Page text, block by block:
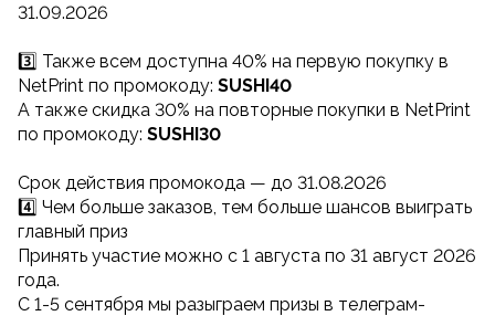
31.09.2026
3️⃣ Также всем доступна 40% на первую покупку в
NetPrint по промокоду: SUSHI40
А также скидка 30% на повторные покупки в NetPrint
по промокоду: SUSHI30
Cрок действия промокода — до 31.08.2026
4️⃣ Чем больше заказов, тем больше шансов выиграть
главный приз
Принять участие можно с 1 августа по 31 август 2026
года.
С 1-5 сентября мы разыграем призы в телеграм-